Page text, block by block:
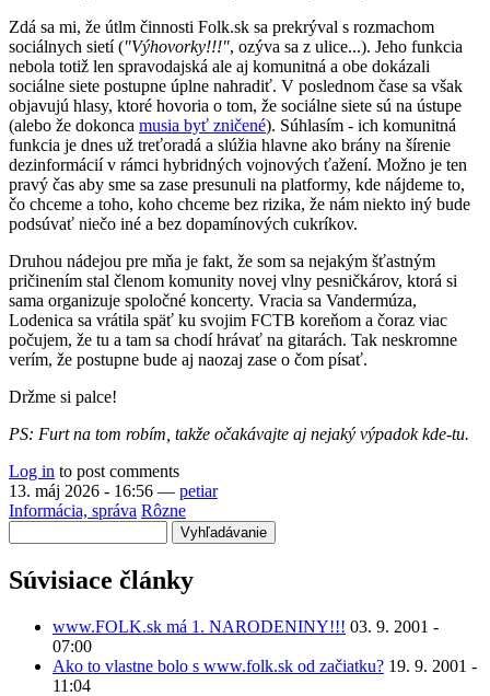
Zdá sa mi, že útlm činnosti Folk.sk sa prekrýval s rozmachom
sociálnych sietí ("Výhovorky!!!", ozýva sa z ulice...). Jeho funkcia
nebola totiž len spravodajská ale aj komunitná a obe dokázali
sociálne siete postupne úplne nahradiť. V poslednom čase sa však
objavujú hlasy, ktoré hovoria o tom, že sociálne siete sú na ústupe
(alebo že dokonca musia byť zničené). Súhlasím - ich komunitná
funkcia je dnes už treťoradá a slúžia hlavne ako brány na šírenie
dezinformácií v rámci hybridných vojnových ťažení. Možno je ten
pravý čas aby sme sa zase presunuli na platformy, kde nájdeme to,
čo chceme a toho, koho chceme bez rizika, že nám niekto iný bude
podsúvať niečo iné a bez dopamínových cukríkov.
Druhou nádejou pre mňa je fakt, že som sa nejakým šťastným
pričinením stal členom komunity novej vlny pesničkárov, ktorá si
sama organizuje spoločné koncerty. Vracia sa Vandermúza,
Lodenica sa vrátila späť ku svojim FCTB koreňom a čoraz viac
počujem, že tu a tam sa chodí hrávať na gitarách. Tak neskromne
verím, že postupne bude aj naozaj zase o čom písať.
Držme si palce!
PS: Furt na tom robím, takže očakávajte aj nejaký výpadok kde-tu.
Log in to post comments
13. máj 2026 - 16:56 — petiar
Informácia, správa Rôzne
Súvisiace články
www.FOLK.sk má 1. NARODENINY!!! 03. 9. 2001 -
07:00
Ako to vlastne bolo s www.folk.sk od začiatku? 19. 9. 2001 -
11:04